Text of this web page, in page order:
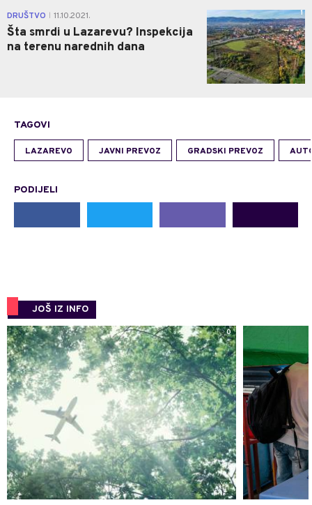
DRUŠTVO 11.10.2021.
Šta smrdi u Lazarevu? Inspekcija
na terenu narednih dana
1
TAGOVI
LAZAREVO JAVNI PREVOZ GRADSKI PREVOZ
PODIJELI
JOŠ IZ INFO
0